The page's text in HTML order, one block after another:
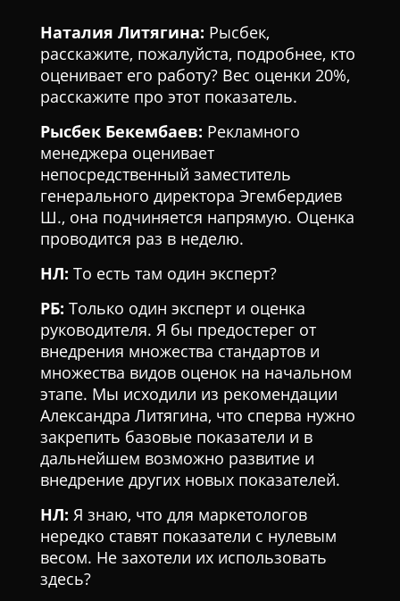
Наталия Литягина: Рысбек,
расскажите, пожалуйста, подробнее, кто
оценивает его работу? Вес оценки 20%,
расскажите про этот показатель.
Рысбек Бекембаев: Рекламного
менеджера оценивает
непосредственный заместитель
генерального директора Эгембердиев
Ш., она подчиняется напрямую. Оценка
проводится раз в неделю.
НЛ: То есть там один эксперт?
РБ: Только один эксперт и оценка
руководителя. Я бы предостерег от
внедрения множества стандартов и
множества видов оценок на начальном
этапе. Мы исходили из рекомендации
Александра Литягина, что сперва нужно
закрепить базовые показатели и в
дальнейшем возможно развитие и
внедрение других новых показателей.
НЛ: Я знаю, что для маркетологов
нередко ставят показатели с нулевым
весом. Не захотели их использовать
здесь?